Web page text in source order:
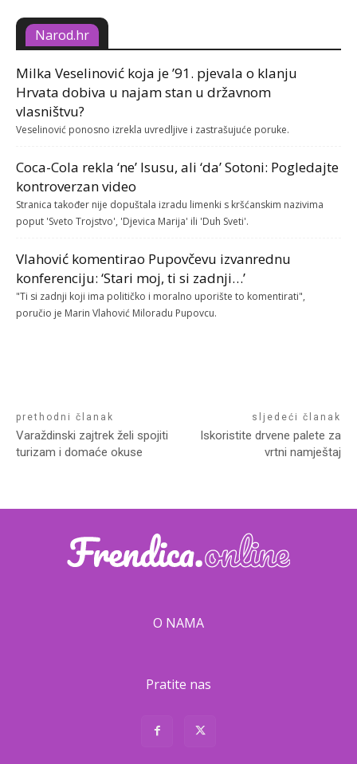
Narod.hr
Milka Veselinović koja je ’91. pjevala o klanju
Hrvata dobiva u najam stan u državnom
vlasništvu?
Veselinović ponosno izrekla uvredljive i zastrašujuće poruke.
Coca-Cola rekla ‘ne’ Isusu, ali ‘da’ Sotoni: Pogledajte
kontroverzan video
Stranica također nije dopuštala izradu limenki s kršćanskim nazivima
poput 'Sveto Trojstvo', 'Djevica Marija' ili 'Duh Sveti'.
Vlahović komentirao Pupovčevu izvanrednu
konferenciju: ‘Stari moj, ti si zadnji…’
"Ti si zadnji koji ima političko i moralno uporište to komentirati",
poručio je Marin Vlahović Miloradu Pupovcu.
prethodni članak
Varaždinski zajtrek želi spojiti
turizam i domaće okuse
sljedeći članak
Iskoristite drvene palete za
vrtni namještaj
O NAMA
Pratite nas